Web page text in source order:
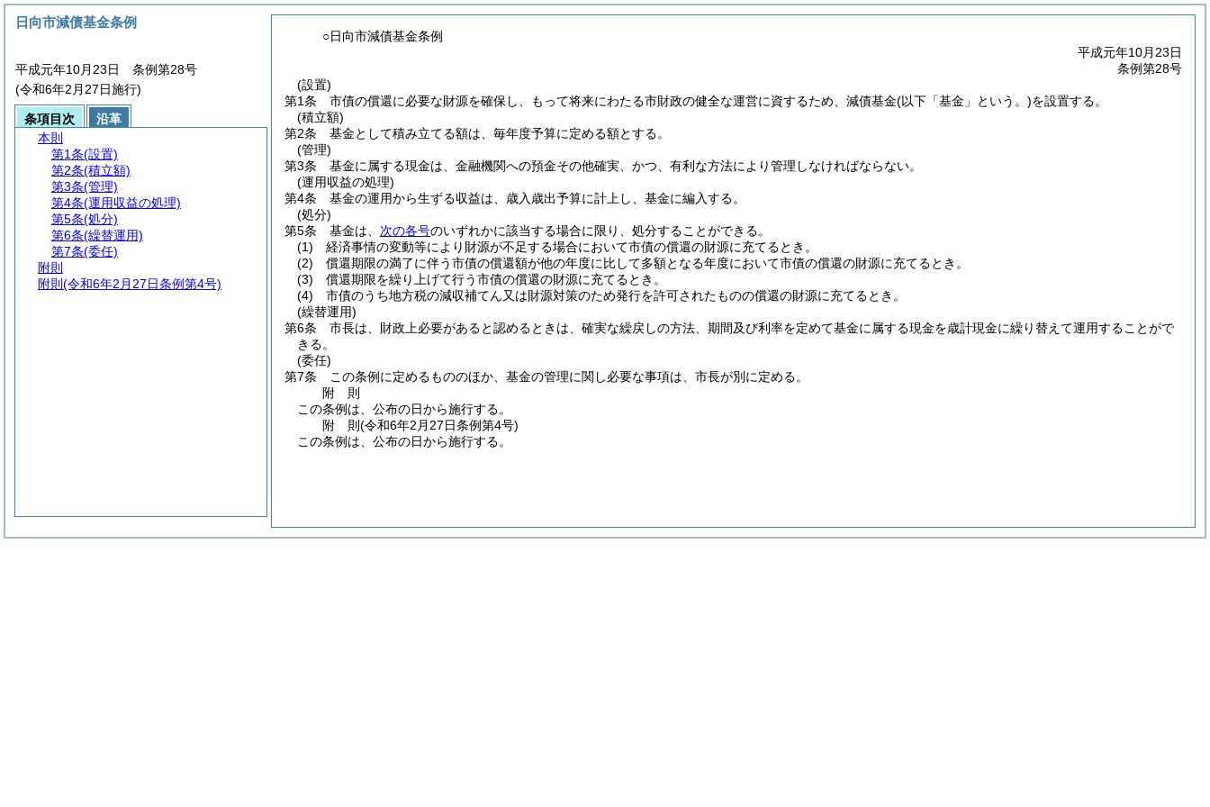
○日向市減債基金条例
平成元年10月23日
条例第28号
(設置)
第1条
市債の償還に必要な財源を確保し、もって将来にわたる市財政の健全な運営に資するため、減債基金(以下「基金」という。)を設置する。
(積立額)
第2条
基金として積み立てる額は、毎年度予算に定める額とする。
(管理)
第3条
基金に属する現金は、金融機関への預金その他確実、かつ、有利な方法により管理しなければならない。
(運用収益の処理)
第4条
基金の運用から生ずる収益は、歳入歳出予算に計上し、基金に編入する。
(処分)
第5条
基金は、 次の各号のいずれかに該当する場合に限り、処分することができる。
(1)
経済事情の変動等により財源が不足する場合において市債の償還の財源に充てるとき。
(2)
償還期限の満了に伴う市債の償還額が他の年度に比して多額となる年度において市債の償還の財源に充てるとき。
(3)
償還期限を繰り上げて行う市債の償還の財源に充てるとき。
(4)
市債のうち地方税の減収補てん又は財源対策のため発行を許可されたものの償還の財源に充てるとき。
(繰替運用)
第6条
市長は、財政上必要があると認めるときは、確実な繰戻しの方法、期間及び利率を定めて基金に属する現金を歳計現金に繰り替えて運用することがで
きる。
(委任)
第7条
この条例に定めるもののほか、基金の管理に関し必要な事項は、市長が別に定める。
附 則
この条例は、公布の日から施行する。
附 則(令和6年2月27日条例第4号)
この条例は、公布の日から施行する。
日向市減債基金条例
平成元年10月23日 条例第28号
(令和6年2月27日施行)
条項目次
沿革
本則
第1条(設置)
第2条(積立額)
第3条(管理)
第4条(運用収益の処理)
第5条(処分)
第6条(繰替運用)
第7条(委任)
附則
附則 (令和6年2月27日条例第4号)